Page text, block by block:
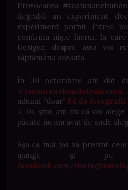
Provocarea
degrabă un experiment
experiment pornit într-o
confirma nişte lucruri la
Desigur, despre asta voi
săptămâna aceasta.
În 30 octombrie am dat
#toamnanebundefrumoasa.
adunat “doar” 84 de fotografii
7. Da, ştiu, am zis că voi
păcate nu am avut de unde
Aşa că mai jos vă prezint
ajunge şi pe
facebook.com/